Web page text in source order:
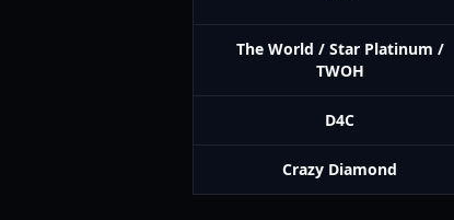
The World / Star Platinum /
TWOH
D4C
Crazy Diamond